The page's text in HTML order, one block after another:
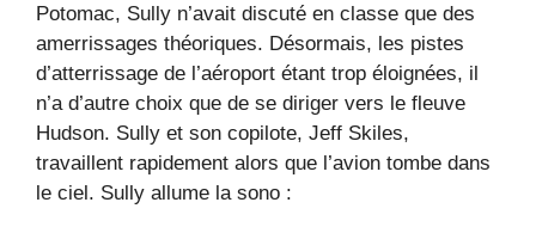
Potomac, Sully n’avait discuté en classe que des
amerrissages théoriques. Désormais, les pistes
d’atterrissage de l’aéroport étant trop éloignées, il
n’a d’autre choix que de se diriger vers le fleuve
Hudson. Sully et son copilote, Jeff Skiles,
travaillent rapidement alors que l’avion tombe dans
le ciel. Sully allume la sono :